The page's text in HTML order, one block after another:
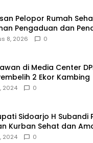
Pelopor Rumah
Pengaduan dan
NAPZA 24 Jam
8, 2026 0
di Media Center
2 Ekor Kambing
2024 0
Sidoarjo H Subandi
Kurban Sehat dan
2024 0